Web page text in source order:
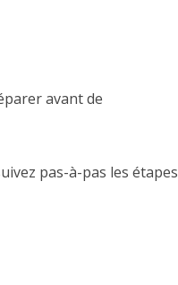
avant de
pas-à-pas les étapes